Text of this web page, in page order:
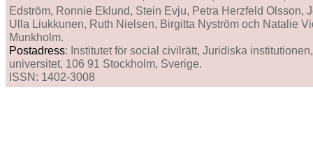
Edström, Ronnie Eklund, Stein Evju, Petra Herzfeld Olsson,
Ulla Liukkunen, Ruth Nielsen, Birgitta Nyström och Natalie
Munkholm.
Postadress: Institutet för social civilrätt, Juridiska
universitet, 106 91 Stockholm, Sverige.
ISSN: 1402-3008